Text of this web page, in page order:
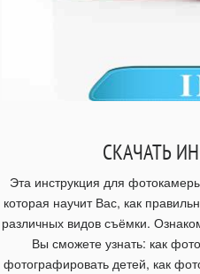
СКАЧАТЬ
Эта инструкция для
которая научит Вас, как
различных видов съёмки.
Вы сможете узнать: как
фотографировать детей, как